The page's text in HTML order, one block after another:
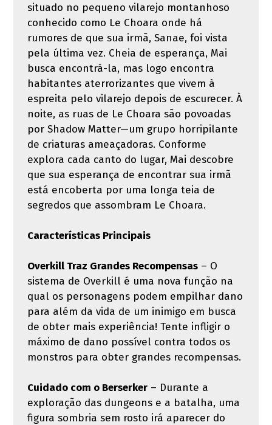
situado no pequeno vilarejo montanhoso
conhecido como Le Choara onde há
rumores de que sua irmã, Sanae, foi vista
pela última vez. Cheia de esperança, Mai
busca encontrá-la, mas logo encontra
habitantes aterrorizantes que vivem à
espreita pelo vilarejo depois de escurecer. À
noite, as ruas de Le Choara são povoadas
por Shadow Matter—um grupo horripilante
de criaturas ameaçadoras. Conforme
explora cada canto do lugar, Mai descobre
que sua esperança de encontrar sua irmã
está encoberta por uma longa teia de
segredos que assombram Le Choara.
Características Principais
Overkill Traz Grandes Recompensas– O
sistema de Overkill é uma nova função na
qual os personagens podem empilhar dano
para além da vida de um inimigo em busca
de obter mais experiência! Tente infligir o
máximo de dano possível contra todos os
monstros para obter grandes recompensas.
Cuidado com o Berserker– Durante a
exploração das dungeons e a batalha, uma
figura sombria sem rosto irá aparecer do